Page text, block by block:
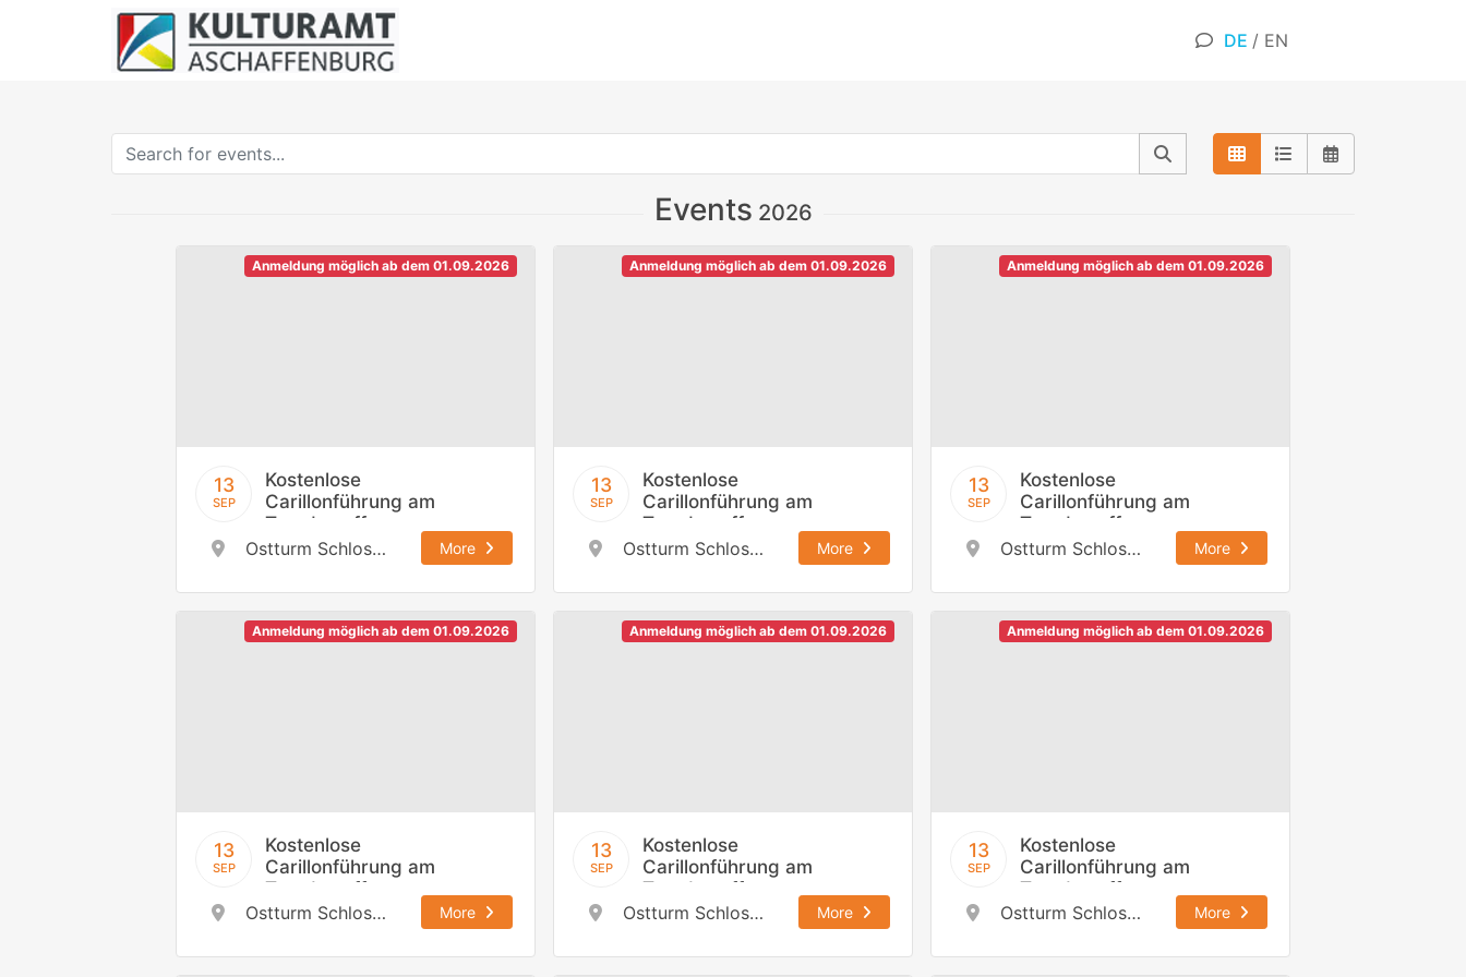
DE / EN
Events 2026
Anmeldung möglich ab dem 01.09.2026
13
SEP
Kostenlose
Carillonführung am
Tag des offenen
Denkmals,
13.09.2026 / 11:30
h
Ostturm Schloss Johannisburg More
Anmeldung möglich ab dem 01.09.2026
13
SEP
Kostenlose
Carillonführung am
Tag des offenen
Denkmals,
13.09.2026 / 12:00
h
Ostturm Schloss Johannisburg More
Anmeldung möglich ab dem 01.09.2026
13
SEP
Kostenlose
Carillonführung am
Tag des offenen
Denkmals,
13.09.2026 / 12:30
h
Ostturm Schloss Johannisburg More
Anmeldung möglich ab dem 01.09.2026
13
SEP
Kostenlose
Carillonführung am
Tag des offenen
Denkmals,
13.09.2026 / 13:00
h
Ostturm Schloss Johannisburg More
Anmeldung möglich ab dem 01.09.2026
13
SEP
Kostenlose
Carillonführung am
Tag des offenen
Denkmals,
13.09.2026 / 13:30
h
Ostturm Schloss Johannisburg More
Anmeldung möglich ab dem 01.09.2026
13
SEP
Kostenlose
Carillonführung am
Tag des offenen
Denkmals,
13.09.2026 / 14:00
h
Ostturm Schloss Johannisburg More